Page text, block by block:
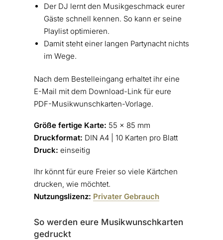
Der DJ lernt den Musikgeschmack eurer
Gäste schnell kennen. So kann er seine
Playlist optimieren.
Damit steht einer langen Partynacht nichts
im Wege.
Nach dem Bestelleingang erhaltet ihr eine
E-Mail mit dem Download-Link für eure
PDF-Musikwunschkarten-Vorlage.
Größe fertige Karte: 55 x 85 mm
Druckformat: DIN A4 | 10 Karten pro Blatt
Druck: einseitig
Ihr könnt für eure Freier so viele Kärtchen
drucken, wie möchtet.
Nutzungslizenz: Privater Gebrauch
So werden eure Musikwunschkarten
gedruckt